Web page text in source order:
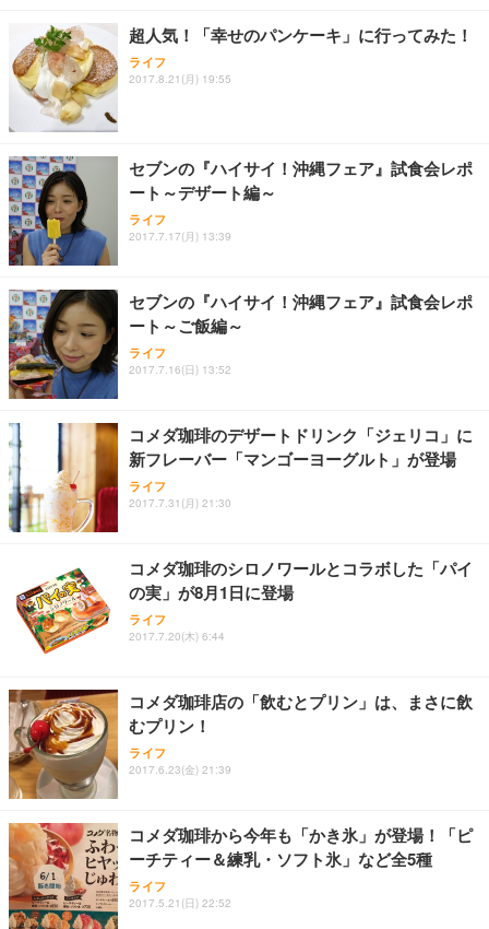
務用 おしゃれ パソコンチェア (ホワイト)
ANDWINT オフィスチェア デスクチェア 肘なし メ
ッシュ 通気性 ランバーサポート付き 腰サポート ガ
【MiniLED/24.5inch/280Hz/FHD】GRAPHT THE S
HOOTER Gaming Monitor 24” Essential ゲーミン
アイリスオーヤマ ペットシーツ 超厚型 お徳用 レギ
超人気！「幸せのパンケーキ」に行ってみた！
ライフ
2017.8.21(月) 19:55
セブンの『ハイサイ！沖縄フェア』試食会レポ
ート～デザート編～
ライフ
2017.7.17(月) 13:39
セブンの『ハイサイ！沖縄フェア』試食会レポ
ート～ご飯編～
ライフ
2017.7.16(日) 13:52
コメダ珈琲のデザートドリンク「ジェリコ」に
新フレーバー「マンゴーヨーグルト」が登場
ライフ
2017.7.31(月) 21:30
コメダ珈琲のシロノワールとコラボした「パイ
の実」が8月1日に登場
ライフ
2017.7.20(木) 6:44
コメダ珈琲店の「飲むとプリン」は、まさに飲
むプリン！
ライフ
2017.6.23(金) 21:39
コメダ珈琲から今年も「かき氷」が登場！「ピ
ーチティー＆練乳・ソフト氷」など全5種
ライフ
2017.5.21(日) 22:52